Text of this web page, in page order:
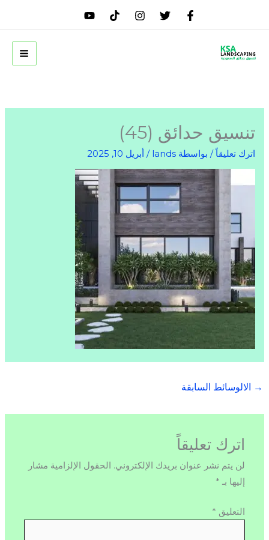
تنسيق حدائق (45)
اترك تعليقاً / بواسطة lands
/أبريل 10, 2025
→ الالوسائط السابقة
اترك تعليقاً
لن يتم نشر عنوان بريدك الإلكتروني. الحقول الإلزامية مشار
إليها بـ *
التعليق *